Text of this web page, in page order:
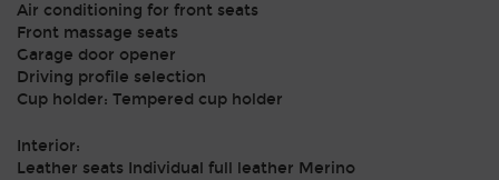
Air conditioning for front seats
Front massage seats
Garage door opener
Driving profile selection
Cup holder: Tempered cup holder
Interior:
Leather seats Individual full leather Merino